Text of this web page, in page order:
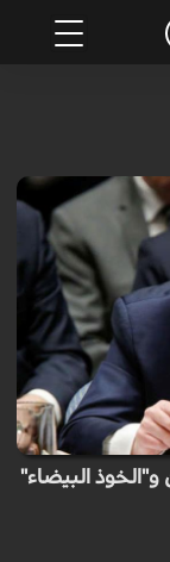
البيضاء"